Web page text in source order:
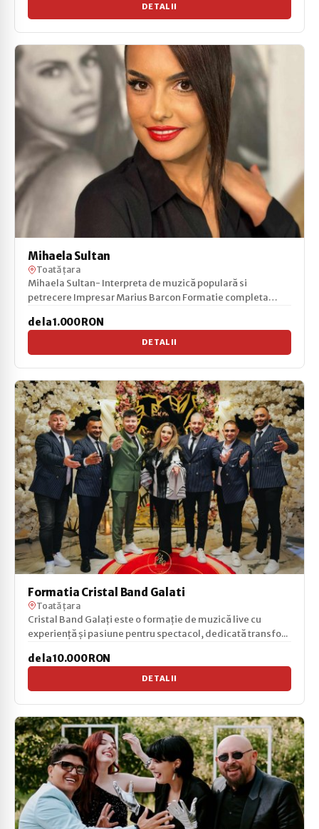
DETALII
Mihaela Sultan
Toată țara
Mihaela Sultan- Interpreta de muzică populară si
petrecere Impresar Marius Barcon Formatie completa
de la 1.000 RON
DETALII
Formatia Cristal Band Galati
Toată țara
Cristal Band Galați este o formație de muzică live cu
experiență și pasiune pentru spectacol, dedicată transfo...
de la 10.000 RON
DETALII